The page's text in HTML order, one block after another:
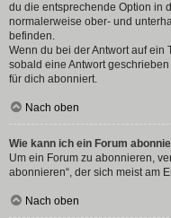
du die entsprechende Option in
normalerweise ober- und
befinden.
Wenn du bei der Antwort auf ein
sobald eine Antwort
für dich abonniert.
Nach oben
Wie kann ich ein Forum
Um ein Forum zu abonnieren,
abonnieren“, der sich meist am
Nach oben